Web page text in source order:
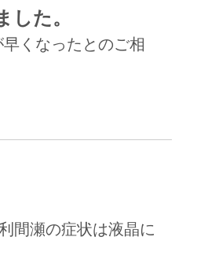
た。
くなったとのご相
間瀬の症状は液晶に